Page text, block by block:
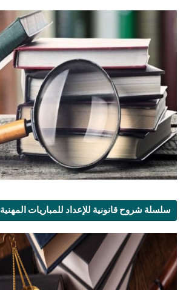
سلسلة شروح قانونية للإعداد للمباريات المهنية